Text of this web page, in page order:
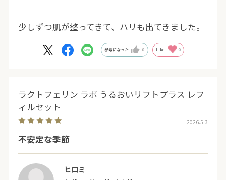
少しずつ肌が整ってきて、ハリも出てきました。
参考になった 0 Like! 0
ラクトフェリン ラボ うるおいリフトプラス レフ
ィルセット
2026.5.3
不安定な季節
ヒロミ